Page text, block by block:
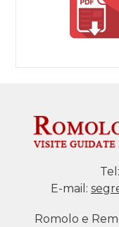
Tel:
E-mail:
Romolo e